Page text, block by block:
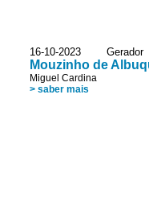
16-10-2023 Gerador
Mouzinho de
Miguel Cardina
> saber mais